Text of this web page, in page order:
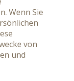
Wenn Sie
von
und